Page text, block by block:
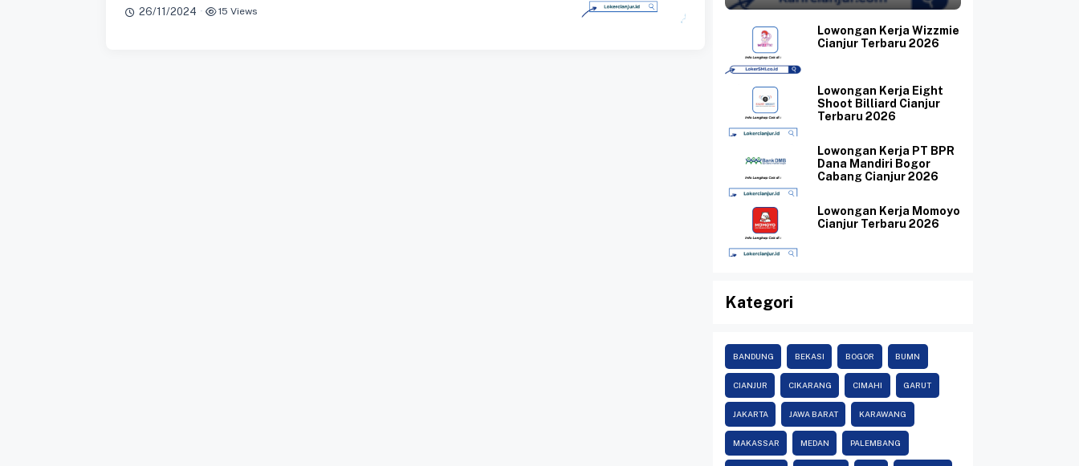
26/11/2024 · 15 Views
Lowongan Kerja Wizzmie
Cianjur Terbaru 2026
Lowongan Kerja Eight
Shoot Billiard Cianjur
Terbaru 2026
Lowongan Kerja PT BPR
Dana Mandiri Bogor
Cabang Cianjur 2026
Lowongan Kerja Momoyo
Cianjur Terbaru 2026
Kategori
BANDUNG BEKASI BOGOR BUMN
CIANJUR CIKARANG CIMAHI GARUT
JAKARTA JAWA BARAT KARAWANG
MAKASSAR MEDAN PALEMBANG